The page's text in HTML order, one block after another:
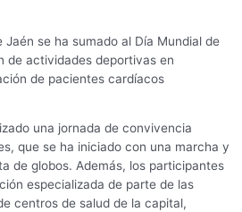
Jaén se ha sumado al Día Mundial de
de actividades deportivas en
de pacientes cardíacos
una jornada de convivencia
que se ha iniciado con una marcha y
de globos. Además, los participantes
especializada de parte de las
centros de salud de la capital,